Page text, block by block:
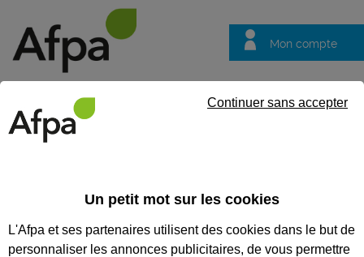
Mon compte
questions
MÉCANICIEN AUTOMOBILE -
CONTRAT EN ALTERNANCE
Un petit mot sur les cookies
L'Afpa et ses partenaires utilisent des cookies dans le but de
personnaliser les annonces publicitaires, de vous permettre
Continuer sans accepter